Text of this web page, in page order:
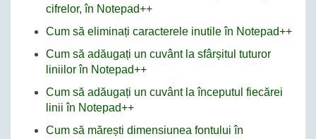
cifrelor, în Notepad++
Cum să eliminați caracterele inutile în Notepad++
Cum să adăugați un cuvânt la sfârșitul tuturor
liniilor în Notepad++
Cum să adăugați un cuvânt la începutul fiecărei
linii în Notepad++
Cum să mărești dimensiunea fontului în